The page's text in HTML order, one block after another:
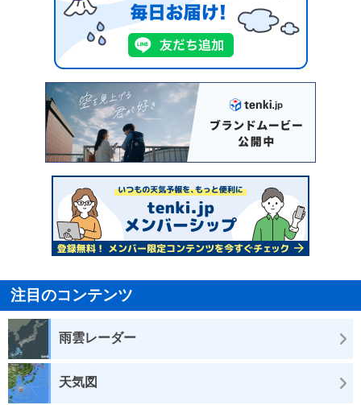
注目のコンテンツ
雨雲レーダー
天気図